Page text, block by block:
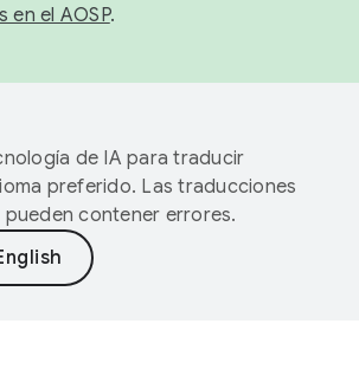
en el AOSP.
de IA para traducir
preferido. Las traducciones
pueden contener errores.